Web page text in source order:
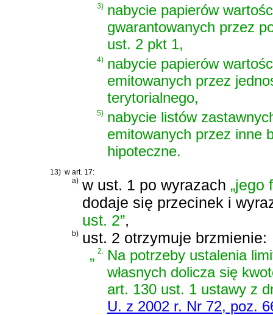
3) nabycie papierów
gwarantowanych przez
ust. 2 pkt 1,
4) nabycie papierów
emitowanych przez
terytorialnego,
5) nabycie listów
emitowanych przez inne
hipoteczne.
13) w art. 17:
a) w ust. 1 po wyrazach „jego
dodaje się przecinek i
ust. 2”,
b) ust. 2 otrzymuje brzmienie:
„2.
Na potrzeby ustalenia
własnych dolicza się
art. 130 ust. 1 ustawy z
U. z 2002 r. Nr 72, poz.